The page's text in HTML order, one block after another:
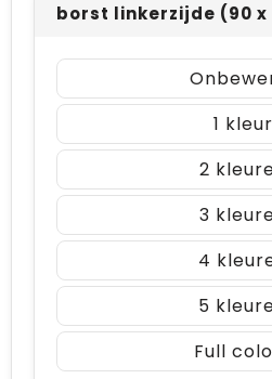
borst linkerzijde (90 x
1
2
3
4
5
Full